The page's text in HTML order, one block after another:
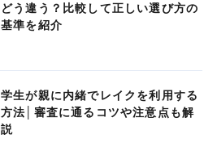
どう違う？比較して正しい選び方の
基準を紹介
学生が親に内緒でレイクを利用する
方法│審査に通るコツや注意点も解
説